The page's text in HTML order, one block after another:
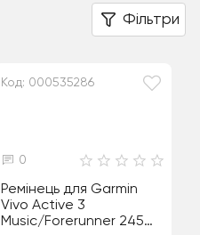
Фільтри
Код: 000535286
0
Ремінець для Garmin
Vivo Active 3
Music/Forerunner 245